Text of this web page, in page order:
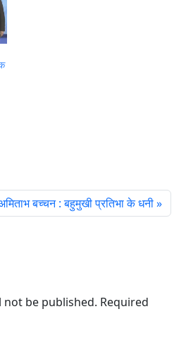
बच्‍चन : बहुमुखी प्रतिभा के धनी
be published. Required